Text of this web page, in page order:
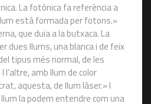
La fotònica fa referència a
està formada per fotons.»
que duia a la butxaca. La
dues llums, una blanca i de feix
tipus més normal, de les
l’altre, amb llum de color
aquesta, de llum làser.» I
la podem entendre com una